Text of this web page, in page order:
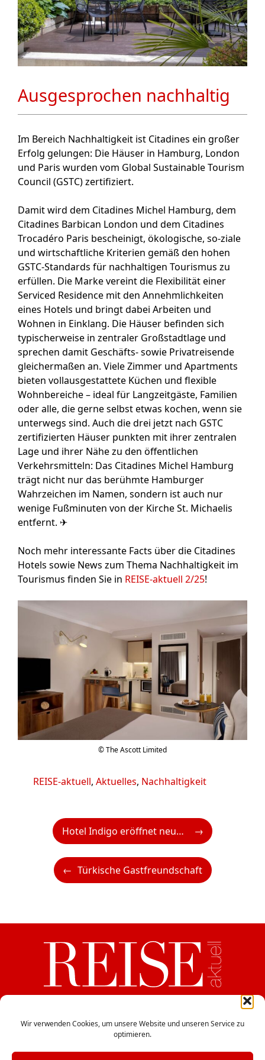
Wir verwenden Cookies, um unsere Website und unseren Service zu
optimieren.
Ausgesprochen nachhaltig
Im Bereich Nachhaltigkeit ist Citadines ein großer
Erfolg gelungen: Die Häuser in Hamburg, London
und Paris wurden vom Global Sustainable Tourism
Council (GSTC) zertifiziert.
Damit wird dem Citadines Michel Hamburg, dem
Citadines Barbican London und dem Citadines
Trocadéro Paris bescheinigt, ökologische, so-ziale
und wirtschaftliche Kriterien gemäß den hohen
GSTC-Standards für nachhaltigen Tourismus zu
erfüllen. Die Marke vereint die Flexibilität einer
Serviced Residence mit den Annehmlichkeiten
eines Hotels und bringt dabei Arbeiten und
Wohnen in Einklang. Die Häuser befinden sich
typischerweise in zentraler Großstadtlage und
sprechen damit Geschäfts- sowie Privatreisende
gleichermaßen an. Viele Zimmer und Apartments
bieten vollausgestattete Küchen und flexible
Wohnbereiche – ideal für Langzeitgäste, Familien
oder alle, die gerne selbst etwas kochen, wenn sie
unterwegs sind. Auch die drei jetzt nach GSTC
zertifizierten Häuser punkten mit ihrer zentralen
Lage und ihrer Nähe zu den öffentlichen
Verkehrsmitteln: Das Citadines Michel Hamburg
trägt nicht nur das berühmte Hamburger
Wahrzeichen im Namen, sondern ist auch nur
wenige Fußminuten von der Kirche St. Michaelis
entfernt. ✈
Noch mehr interessante Facts über die Citadines
Hotels sowie News zum Thema Nachhaltigkeit im
Tourismus finden Sie in REISE-aktuell 2/25!
© The Ascott Limited
Kategorien
REISE-aktuell, Aktuelles, Nachhaltigkeit
Hotel Indigo eröffnet neues Flagship in London
Türkische Gastfreundschaft
Haydngasse 12/5, A-1060 Wien
office@cbverlag.at
Tel. +43-1-597 49 85